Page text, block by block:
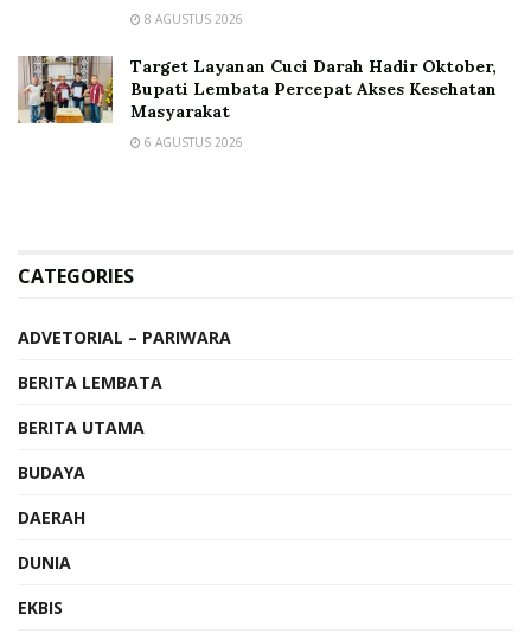
8 AGUSTUS 2026
Target Layanan Cuci Darah Hadir Oktober,
Bupati Lembata Percepat Akses Kesehatan
Masyarakat
6 AGUSTUS 2026
CATEGORIES
ADVETORIAL – PARIWARA
BERITA LEMBATA
BERITA UTAMA
BUDAYA
DAERAH
DUNIA
EKBIS